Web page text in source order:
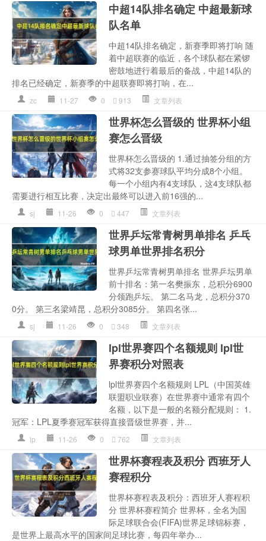
中超14队排名确定 中超最新球
队名单
中超14队排名确定，新赛季即将打响 随
着中超联赛的临近，各个球队都在紧锣
密鼓地进行着最后的备战，中超14队的
排名已经确定，新赛季的中超联赛即将打响，在...
zc 11-27 0 913 文章列表
世界杯怎么晋级的 世界杯小组
赛怎么晋级
世界杯怎么晋级的 1.通过抽签分组的方
式将32支参赛球队平均分成8个小组。
每一个小组内有4支球队，这4支球队都
需要进行相互比赛，决定出最终可以进入前16强的...
sj 11-26 0 447 文章列表
世界乒坛常青树男单排名 乒乓
球男单世界排名积分
世界乒坛常青树男单排名 世界乒坛男单
前十排名：第一名樊振东，总积分6900
分领跑乒坛。 第二名马龙，总积分370
0分。 第三名梁靖昆，总积分3085分。 第四名张...
sj 11-26 0 348 文章列表
lpl世界赛四个名额规则 lpl世
界赛积分对照表
lpl世界赛四个名额规则 LPL（中国英雄
联盟职业联赛）在世界赛中通常有四个
名额，以下是一般的名额分配规则： 1.
冠军：LPL夏季赛冠军获得直接晋级世界赛，并...
lp 11-26 0 762 文章列表
世界杯赛程表及积分 西班牙人
赛程积分
世界杯赛程表及积分：西班牙人赛程积
分 世界杯赛程简介 世界杯，全名为国
际足球联合会(FIFA)世界足球锦标赛，
是世界上最高水平的国家间足球比赛，每四年举办...